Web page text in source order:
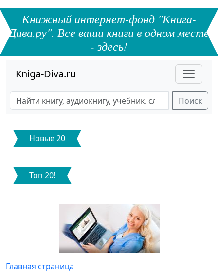
Книжный интернет-фонд "Книга-
Дива.ру". Все ваши книги в одном месте
- здесь!
Kniga-Diva.ru
Поиск
Новые 20
Топ 20!
Главная страница